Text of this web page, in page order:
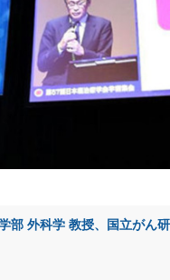
部 外科学 教授、国立がん